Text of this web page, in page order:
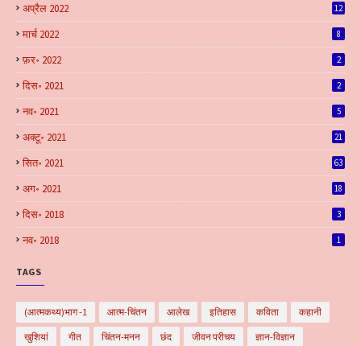
अप्रैल 2022 12
मार्च 2022 8
फ़र॰ 2022 2
दिस॰ 2021 2
नव॰ 2021 5
अक्टू॰ 2021 21
सित॰ 2021 63
अग॰ 2021 18
दिस॰ 2018 3
नव॰ 2018 1
TAGS
(आत्मकथ्य)भाग -1 आत्म-चिंतन आलेख इतिहास कविता कहानी
खुशियां गीत चिंतन-मनन छंद जीवन परीचय ज्ञान-विज्ञान